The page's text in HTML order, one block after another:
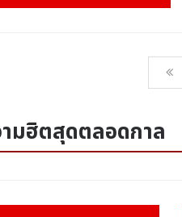
มฮิตสุดตลอดกาล